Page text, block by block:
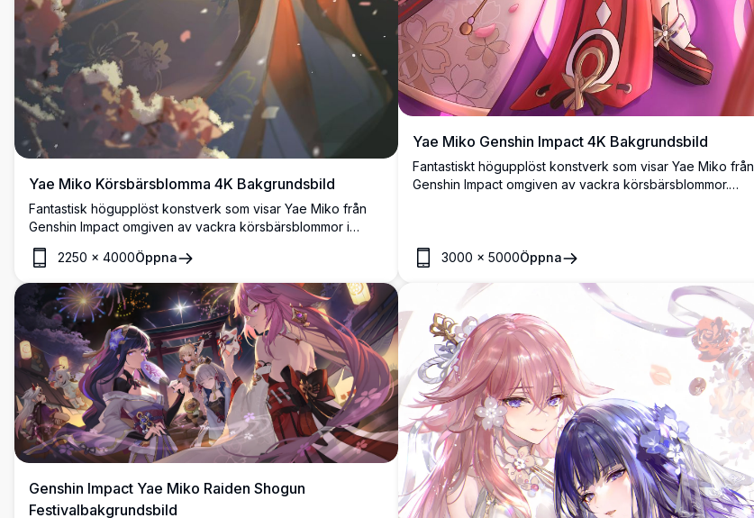
Yae Miko Körsbärsblomma 4K Bakgrundsbild
Fantastisk högupplöst konstverk som visar Yae Miko från
Genshin Impact omgiven av vackra körsbärsblommor i
varmt solnedgångsljus. Denna eleganta anime-
bakgrundsbild visar intrikata detaljer med livfulla färger och
atmosfäriska effekter, perfekt för fans av det populära
spelet.
2250 × 4000Öppna
Yae Miko Genshin Impact 4K Bakgrundsbild
Fantastiskt högupplöst konstverk som visar Yae Miko från
Genshin Impact omgiven av vackra körsbärsblommor.
3000 ×5000Öppna
Genshin Impact Yae Miko Raiden Shogun
Festivalbakgrundsbild